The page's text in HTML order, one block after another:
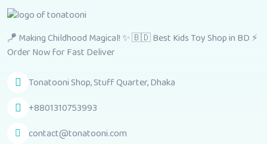
🪁 Making Childhood Magical! ✨ 🇧🇩 Best Kids Toy Shop in BD ⚡
Order Now for Fast Deliver
Tonatooni Shop, Stuff Quarter, Dhaka
+8801310753993
contact@tonatooni.com